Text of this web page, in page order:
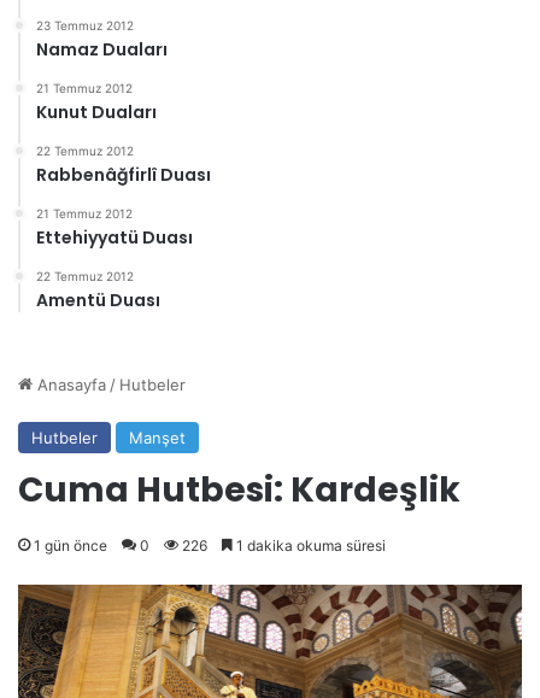
23 Temmuz 2012
Namaz Duaları
21 Temmuz 2012
Kunut Duaları
22 Temmuz 2012
Rabbenâğfirlî Duası
21 Temmuz 2012
Ettehiyyatü Duası
22 Temmuz 2012
Amentü Duası